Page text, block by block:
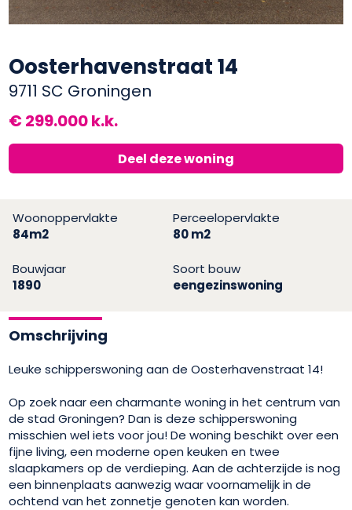
Oosterhavenstraat 14
9711 SC Groningen
€ 299.000 k.k.
Deel deze woning
Woonoppervlakte
84m2
Perceelopervlakte
80 m2
Bouwjaar
1890
Soort bouw
eengezinswoning
Omschrijving
Leuke schipperswoning aan de Oosterhavenstraat 14!
Op zoek naar een charmante woning in het centrum van
de stad Groningen? Dan is deze schipperswoning
misschien wel iets voor jou! De woning beschikt over een
fijne living, een moderne open keuken en twee
slaapkamers op de verdieping. Aan de achterzijde is nog
een binnenplaats aanwezig waar voornamelijk in de
ochtend van het zonnetje genoten kan worden.